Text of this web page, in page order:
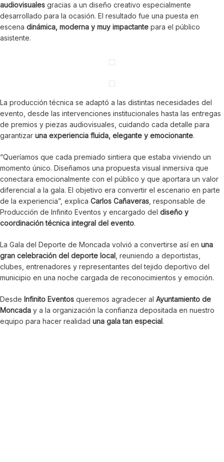
audiovisuales gracias a un diseño creativo especialmente
desarrollado para la ocasión. El resultado fue una puesta en
escena dinámica, moderna y muy impactante para el público
asistente.
La producción técnica se adaptó a las distintas necesidades del
evento, desde las intervenciones institucionales hasta las entregas
de premios y piezas audiovisuales, cuidando cada detalle para
garantizar una experiencia fluida, elegante y emocionante.
“Queríamos que cada premiado sintiera que estaba viviendo un
momento único. Diseñamos una propuesta visual inmersiva que
conectara emocionalmente con el público y que aportara un valor
diferencial a la gala. El objetivo era convertir el escenario en parte
de la experiencia”, explica Carlos Cañaveras , responsable de
Producción de Infinito Eventos y encargado del diseño y
coordinación técnica integral del evento.
La Gala del Deporte de Moncada volvió a convertirse así en una
gran celebración del deporte local , reuniendo a deportistas,
clubes, entrenadores y representantes del tejido deportivo del
municipio en una noche cargada de reconocimientos y emoción.
Desde Infinito Eventos queremos agradecer al Ayuntamiento de
Moncada y a la organización la confianza depositada en nuestro
equipo para hacer realidad una gala tan especial.